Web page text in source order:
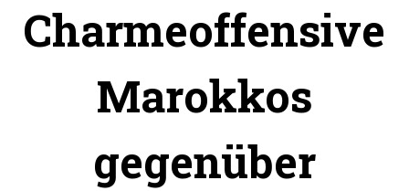
Charmeoffensive
Marokkos
gegenüber